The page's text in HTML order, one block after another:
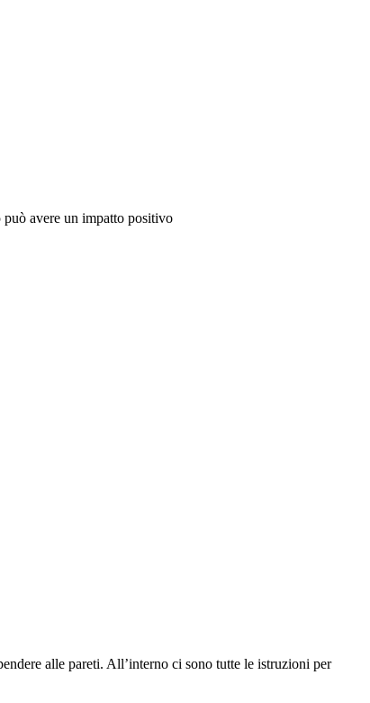
può avere un impatto positivo
alle pareti. All’interno ci sono tutte le istruzioni per